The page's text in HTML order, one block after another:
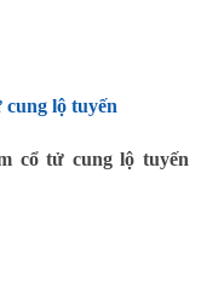
cung lộ tuyến
cổ tử cung lộ tuyến